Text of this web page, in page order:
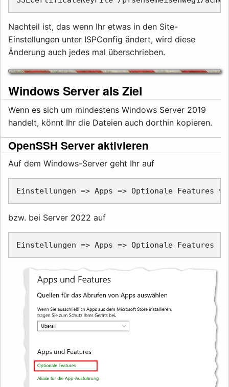
Nachteil ist, das wenn Ihr etwas in den Site-
Einstellungen unter ISPConfig ändert, wird diese
Änderung auch jedes mal überschrieben.
Windows Server als Ziel
Wenn es sich um mindestens Windows Server 2019
handelt, könnt Ihr die Dateien auch dorthin kopieren.
OpenSSH Server aktivieren
Auf dem Windows-Server geht Ihr auf
bzw. bei Server 2022 auf